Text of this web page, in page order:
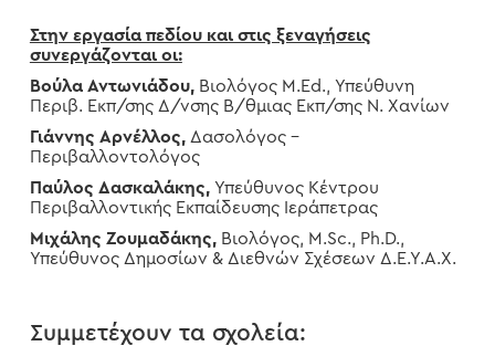
Στην εργασία πεδίου και στις ξεναγήσεις
συνεργάζονται οι:
Βούλα Αντωνιάδου, Βιολόγος M.Ed., Υπεύθυνη
Περιβ. Εκπ/σης Δ/νσης Β/θμιας Εκπ/σης Ν. Χανίων
Γιάννης Αρνέλλος, Δασολόγος –
Περιβαλλοντολόγος
Παύλος Δασκαλάκης, Υπεύθυνος Κέντρου
Περιβαλλοντικής Εκπαίδευσης Ιεράπετρας
Μιχάλης Ζουμαδάκης, Βιολόγος, M.Sc., Ph.D.,
Υπεύθυνος Δημοσίων & Διεθνών Σχέσεων Δ.Ε.Υ.Α.Χ.
Συμμετέχουν τα σχολεία: